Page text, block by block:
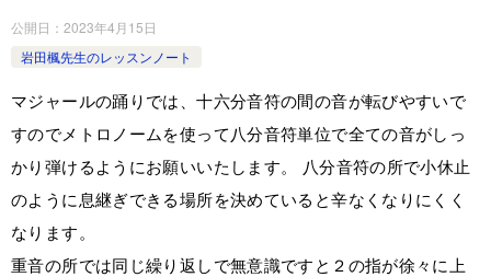
公開日： 2023年4月15日
岩田楓先生のレッスンノート
マジャールの踊りでは、十六分音符の間の音が転びやすいで
すのでメトロノームを使って八分音符単位で全ての音がしっ
かり弾けるようにお願いいたします。 八分音符の所で小休止
のように息継ぎできる場所を決めていると辛なくなりにくく
なります。
重音の所では同じ繰り返しで無意識ですと２の指が徐々に上